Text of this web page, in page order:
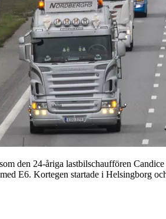
den 24-åriga lastbilschauffören
E6. Kortegen startade i Helsingborg